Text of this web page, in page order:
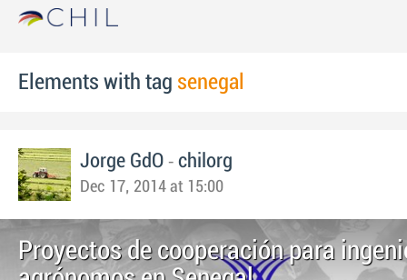
Elements with tag senegal
Jorge GdO - chilorg
Dec 17, 2014 at 15:00
Proyectos de cooperación para